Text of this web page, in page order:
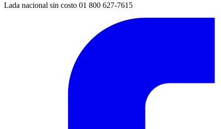
Lada nacional sin costo 01 800 627-7615